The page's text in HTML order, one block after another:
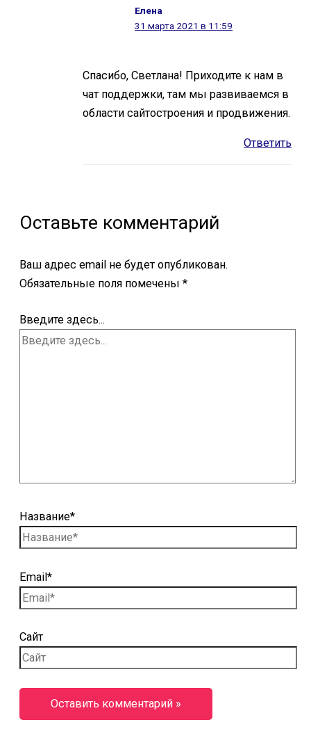
Елена
31 марта 2021 в 11:59
Спасибо, Светлана! Приходите к нам в
чат поддержки, там мы развиваемся в
области сайтостроения и продвижения.
Ответить
Оставьте комментарий
Ваш адрес email не будет опубликован.
Обязательные поля помечены *
Введите здесь...
Название*
Email*
Сайт